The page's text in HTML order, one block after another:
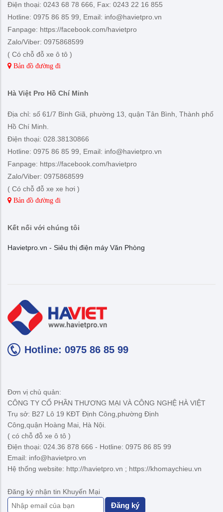
Điện thoại: 0243 68 78 666, Fax: 0243 22 16 855
Hotline: 0975 86 85 99, Email: info@havietpro.vn
Fanpage: https://facebook.com/havietpro
Zalo/Viber: 0975868599
( Có chỗ đỗ xe ô tô )
Bản đồ đường đi
Hà Việt Pro Hồ Chí Minh
Địa chỉ: số 61/7 Bình Giã, phường 13, quận Tân Bình, Thành phố
Hồ Chí Minh.
Điện thoại: 028.38130866
Hotline: 0975 86 85 99, Email: info@havietpro.vn
Fanpage: https://facebook.com/havietpro
Zalo/Viber: 0975868599
( Có chỗ đỗ xe xe hơi )
Bản đồ đường đi
Kết nối với chúng tôi
Havietpro.vn - Siêu thị điện máy Văn Phòng
Hotline: 0975 86 85 99
Đơn vị chủ quản:
CÔNG TY CỔ PHẦN THƯƠNG MẠI VÀ CÔNG NGHỆ HÀ VIỆT
Trụ sở: B27 Lô 19 KĐT Định Công,phường Định
Công,quận Hoàng Mai, Hà Nội.
( có chỗ đỗ xe ô tô )
Điện thoại: 024.36 878 666 - Hotline: 0975 86 85 99
Email: info@havietpro.vn
Hệ thống website: http://havietpro.vn ; https://khomaychieu.vn
Đăng ký nhận tin Khuyến Mại
Đăng ký